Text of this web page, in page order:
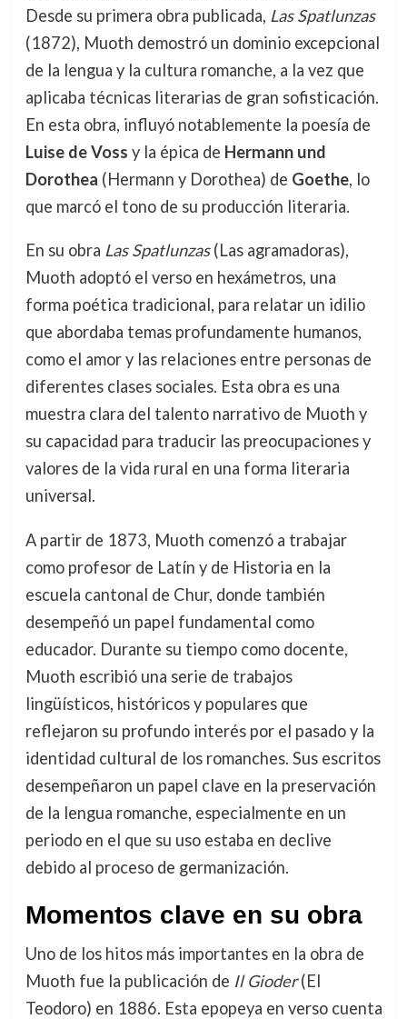
Desde su primera obra publicada, Las Spatlunzas
(1872), Muoth demostró un dominio excepcional
de la lengua y la cultura romanche, a la vez que
aplicaba técnicas literarias de gran sofisticación.
En esta obra, influyó notablemente la poesía de
Luise de Voss y la épica de Hermann und
Dorothea (Hermann y Dorothea) de Goethe, lo
que marcó el tono de su producción literaria.
En su obra Las Spatlunzas(Las agramadoras),
Muoth adoptó el verso en hexámetros, una
forma poética tradicional, para relatar un idilio
que abordaba temas profundamente humanos,
como el amor y las relaciones entre personas de
diferentes clases sociales. Esta obra es una
muestra clara del talento narrativo de Muoth y
su capacidad para traducir las preocupaciones y
valores de la vida rural en una forma literaria
universal.
A partir de 1873, Muoth comenzó a trabajar
como profesor de Latín y de Historia en la
escuela cantonal de Chur, donde también
desempeñó un papel fundamental como
educador. Durante su tiempo como docente,
Muoth escribió una serie de trabajos
lingüísticos, históricos y populares que
reflejaron su profundo interés por el pasado y la
identidad cultural de los romanches. Sus escritos
desempeñaron un papel clave en la preservación
de la lengua romanche, especialmente en un
periodo en el que su uso estaba en declive
debido al proceso de germanización.
Momentos clave en su obra
Uno de los hitos más importantes en la obra de
Muoth fue la publicación de Il Gioder(El
Teodoro) en 1886. Esta epopeya en verso cuenta